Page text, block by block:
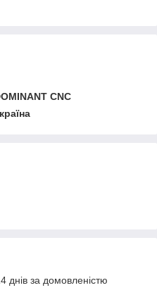
CNC
днів за домовленістю